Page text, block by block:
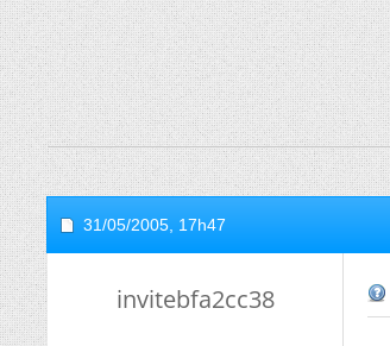
31/05/2005, 17h47
invitebfa2cc38